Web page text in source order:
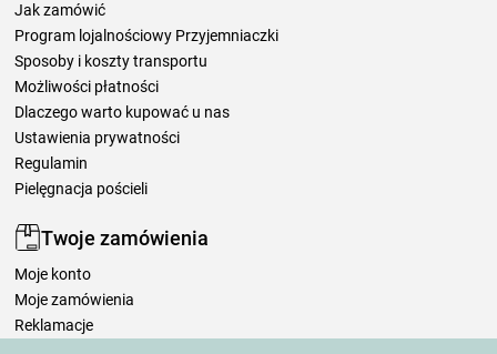
Jak zamówić
Program lojalnościowy Przyjemniaczki
Sposoby i koszty transportu
Możliwości płatności
Dlaczego warto kupować u nas
Ustawienia prywatności
Regulamin
Pielęgnacja pościeli
Twoje zamówienia
Moje konto
Moje zamówienia
Reklamacje